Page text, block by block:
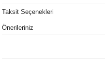
Taksit Seçenekleri
Önerileriniz